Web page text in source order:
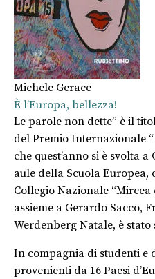
Michele Gerace
È l’Europa, bellezza!
Le parole non dette” è il
del Premio Internazionale
che quest’anno si è svolta
aule della Scuola Europea,
Collegio Nazionale
assieme a Gerardo Sacco,
Werdenberg Natale, è
In compagnia di studenti e
provenienti da 16 Paesi